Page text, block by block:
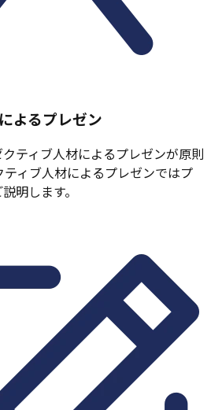
よるプレゼン
ティブ人材によるプレゼンが原則
ティブ人材によるプレゼンではプ
明します。